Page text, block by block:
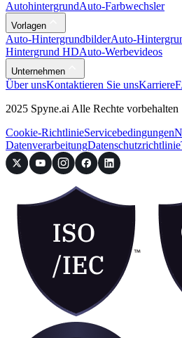
AutohintergrundAuto-Farbwechsler
Vorlagen
Auto-HintergrundbilderAuto-
Hintergrund HDAuto-Werbevideos
Unternehmen
Über unsKontaktieren Sie unsKarriere
2025 Spyne.ai Alle Rechte vorbehalten
Cookie-RichtlinieServicebedingungen
DatenverarbeitungDatenschutzrichtlinie